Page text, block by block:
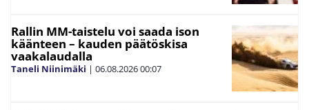
Rallin MM-taistelu voi saada ison
käänteen – kauden päätöskisa
vaakalaudalla
Taneli Niinimäki | 06.08.202600:07